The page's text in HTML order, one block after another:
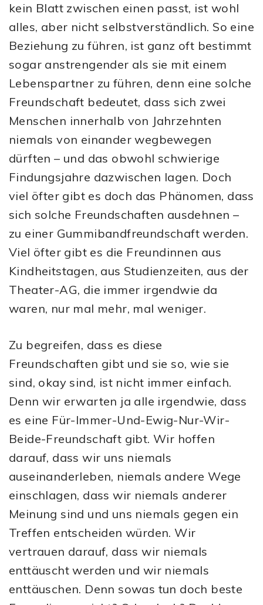
kein Blatt zwischen einen passt, ist wohl
alles, aber nicht selbstverständlich. So eine
Beziehung zu führen, ist ganz oft bestimmt
sogar anstrengender als sie mit einem
Lebenspartner zu führen, denn eine solche
Freundschaft bedeutet, dass sich zwei
Menschen innerhalb von Jahrzehnten
niemals von einander wegbewegen
dürften – und das obwohl schwierige
Findungsjahre dazwischen lagen. Doch
viel öfter gibt es doch das Phänomen, dass
sich solche Freundschaften ausdehnen –
zu einer Gummibandfreundschaft werden.
Viel öfter gibt es die Freundinnen aus
Kindheitstagen, aus Studienzeiten, aus der
Theater-AG, die immer irgendwie da
waren, nur mal mehr, mal weniger.
Zu begreifen, dass es diese
Freundschaften gibt und sie so, wie sie
sind, okay sind, ist nicht immer einfach.
Denn wir erwarten ja alle irgendwie, dass
es eine Für-Immer-Und-Ewig-Nur-Wir-
Beide-Freundschaft gibt. Wir hoffen
darauf, dass wir uns niemals
auseinanderleben, niemals andere Wege
einschlagen, dass wir niemals anderer
Meinung sind und uns niemals gegen ein
Treffen entscheiden würden. Wir
vertrauen darauf, dass wir niemals
enttäuscht werden und wir niemals
enttäuschen. Denn sowas tun doch beste